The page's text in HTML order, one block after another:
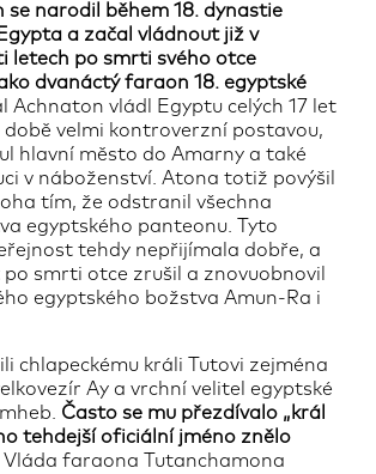
se narodil během 18. dynastie
a začal vládnout již v
letech po smrti svého otce
dvanáctý faraon 18. egyptské
Achnaton vládl Egyptu celých 17 let
době velmi kontroverzní postavou,
hlavní město do Amarny a také
v náboženství. Atona totiž povýšil
tím, že odstranil všechna
egyptského panteonu. Tyto
tehdy nepřijímala dobře, a
smrti otce zrušil a znovuobnovil
egyptského božstva Amun-Ra i
chlapeckému králi Tutovi zejména
Ay a vrchní velitel egyptské
Často se mu přezdívalo „král
tehdejší oficiální jméno znělo
Vláda faraona Tutanchamona